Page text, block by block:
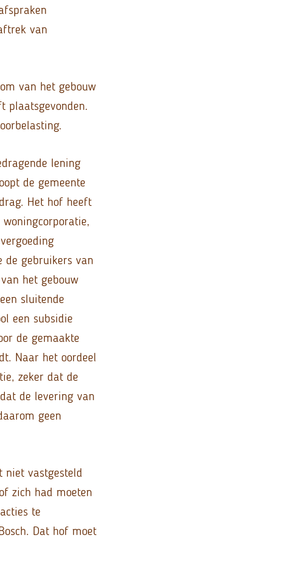
van
van het gebouw
plaatsgevonden.
lening
de gemeente
Het hof heeft
de gebruikers van
het gebouw
sluitende
een subsidie
de gemaakte
Naar het oordeel
zeker dat de
de levering van
geen
niet vastgesteld
zich had moeten
te
Dat hof moet